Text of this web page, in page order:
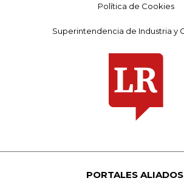
Política de Cookies
Superintendencia de Industria y
PORTALES